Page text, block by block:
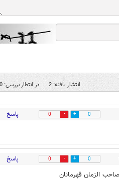
انتشار یافته: 2 در انتظار بررسی: 0
0
0 پاسخ
0
0 پاسخ
الزمان قهرمانان